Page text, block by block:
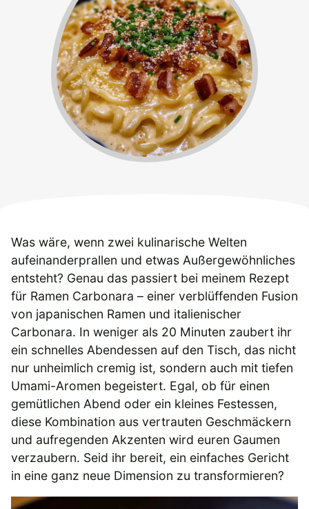
Was wäre, wenn zwei kulinarische Welten
aufeinanderprallen und etwas Außergewöhnliches
entsteht? Genau das passiert bei meinem Rezept
für Ramen Carbonara – einer verblüffenden Fusion
von japanischen Ramen und italienischer
Carbonara. In weniger als 20 Minuten zaubert ihr
ein schnelles Abendessen auf den Tisch, das nicht
nur unheimlich cremig ist, sondern auch mit tiefen
Umami-Aromen begeistert. Egal, ob für einen
gemütlichen Abend oder ein kleines Festessen,
diese Kombination aus vertrauten Geschmäckern
und aufregenden Akzenten wird euren Gaumen
verzaubern. Seid ihr bereit, ein einfaches Gericht
in eine ganz neue Dimension zu transformieren?